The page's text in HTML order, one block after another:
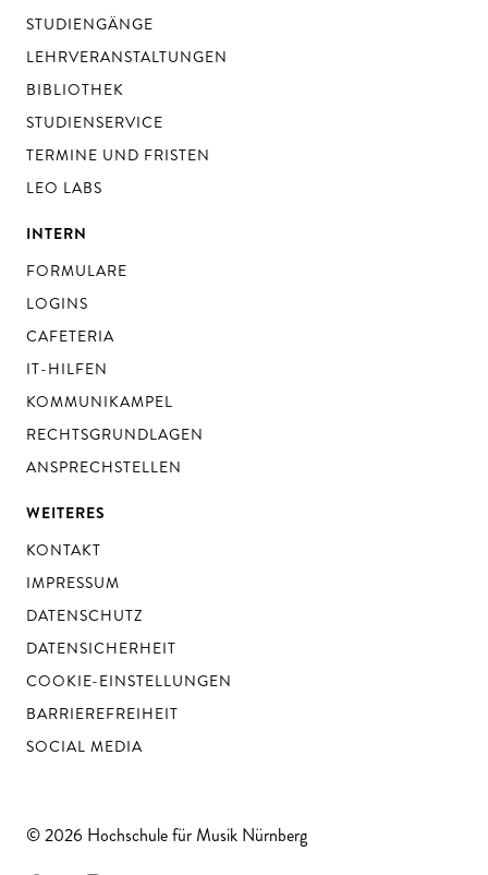
STUDIENGÄNGE
LEHRVERANSTALTUNGEN
BIBLIOTHEK
STUDIENSERVICE
TERMINE UND FRISTEN
LEO LABS
INTERN
FORMULARE
LOGINS
CAFETERIA
IT-HILFEN
KOMMUNIKAMPEL
RECHTSGRUNDLAGEN
ANSPRECHSTELLEN
WEITERES
KONTAKT
IMPRESSUM
DATENSCHUTZ
DATENSICHERHEIT
COOKIE-EINSTELLUNGEN
BARRIEREFREIHEIT
SOCIAL MEDIA
© 2026 Hochschule für Musik Nürnberg